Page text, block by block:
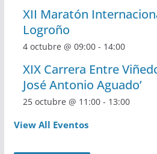
XII Maratón
Logroño
4 octubre @ 09:00- 14:00
XIX Carrera Entre
José Antonio Aguado’
25 octubre @ 11:00- 13:00
View All Eventos